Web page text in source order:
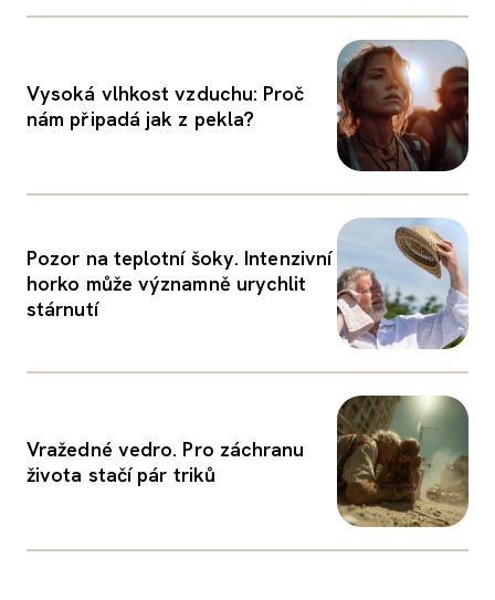
Vysoká vlhkost vzduchu: Proč
nám připadá jak z pekla?
Pozor na teplotní šoky. Intenzivní
horko může významně urychlit
stárnutí
Vražedné vedro. Pro záchranu
života stačí pár triků